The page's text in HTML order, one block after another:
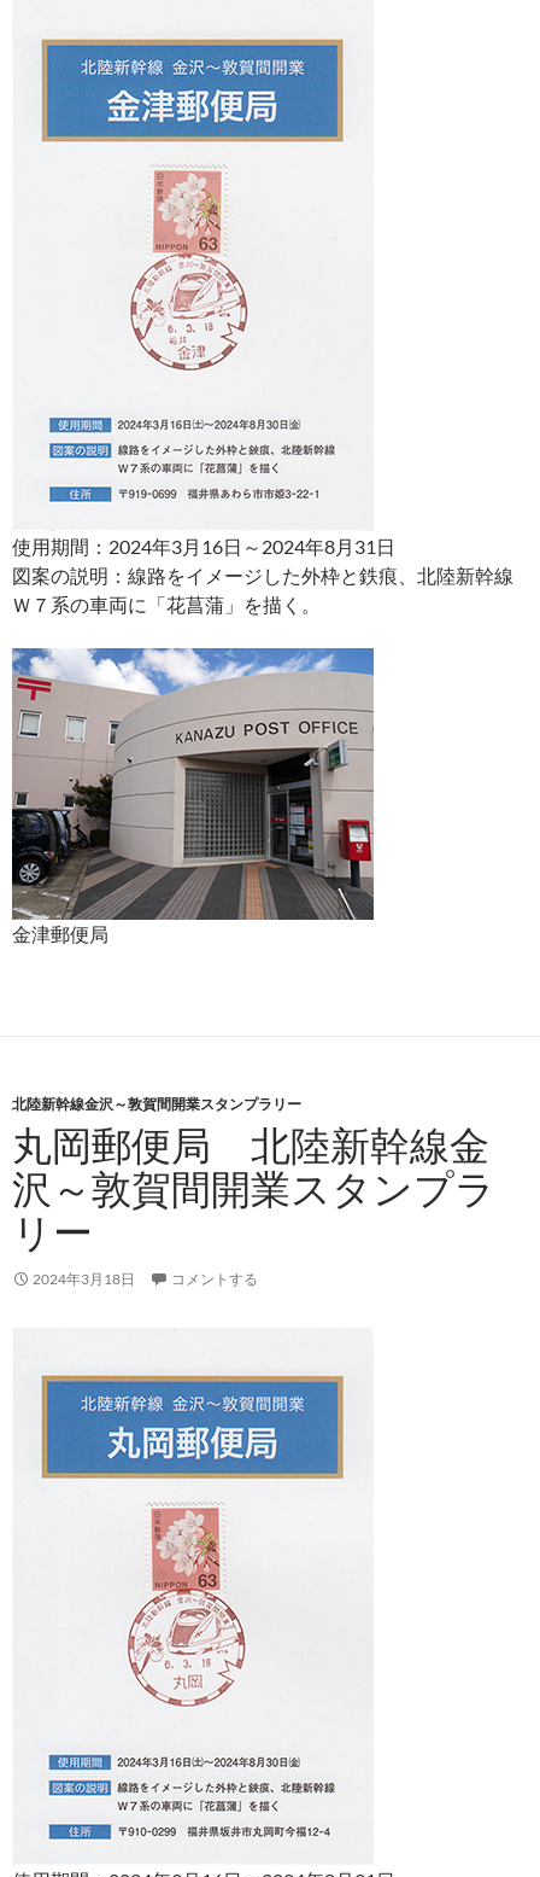
使用期間：2024年3月16日～2024年8月31日
図案の説明：線路をイメージした外枠と鉄痕、北陸新幹線
Ｗ７系の車両に「花菖蒲」を描く。
金津郵便局
北陸新幹線金沢～敦賀間開業スタンプラリー
丸岡郵便局 北陸新幹線金
沢～敦賀間開業スタンプラ
リー
2024年3月18日 コメントする